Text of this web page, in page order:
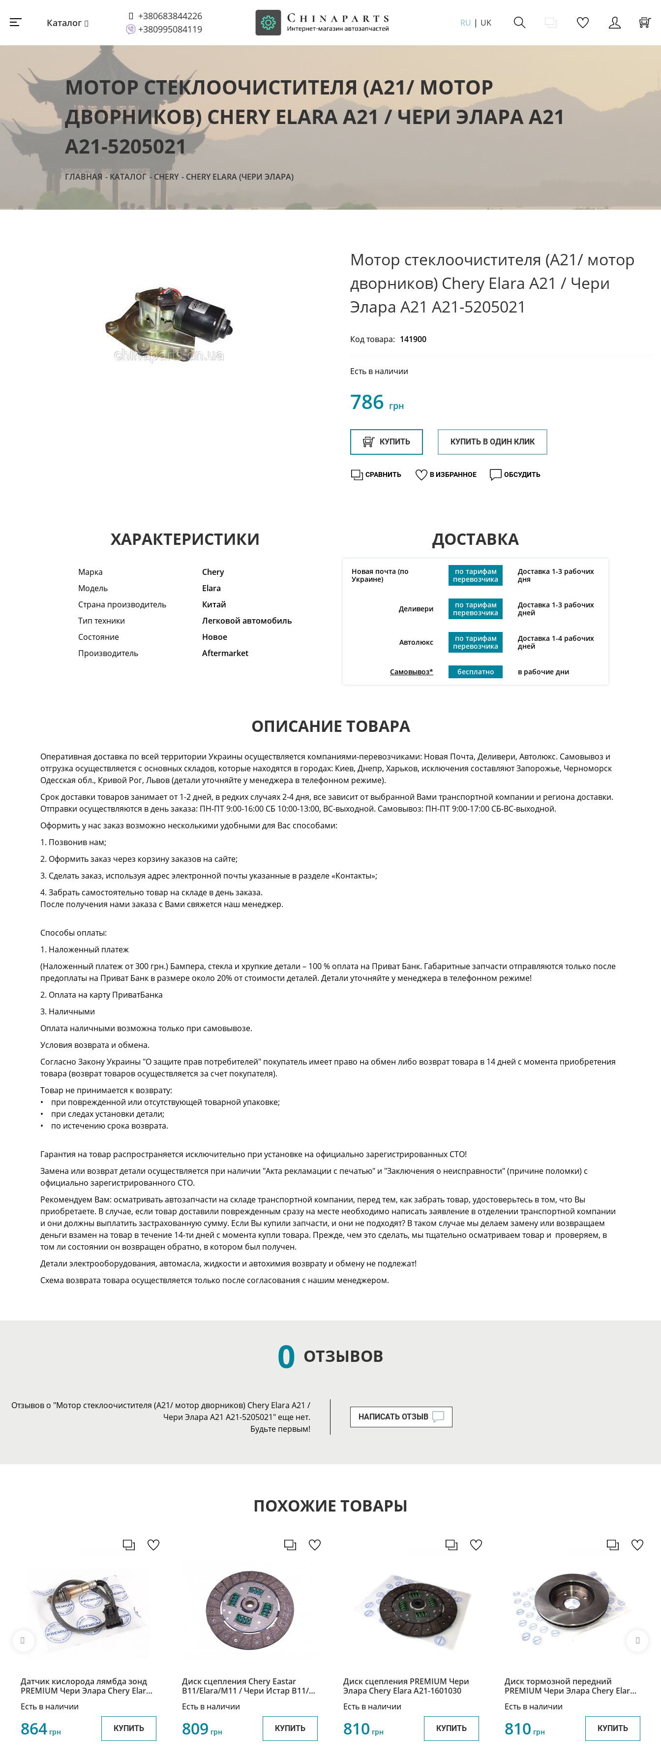
Каталог
+380683844226
+380995084119
RU UK
МОТОР СТЕКЛООЧИСТИТЕЛЯ (A21/ МОТОР
ДВОРНИКОВ) CHERY ELARA A21 / ЧЕРИ ЭЛАРА A21
A21-5205021
ГЛАВНАЯ КАТАЛОГ CHERY CHERY ELARA (ЧЕРИ ЭЛАРА)
Мотор стеклоочистителя (A21/ мотор
дворников) Chery Elara A21 / Чери
Элара A21 A21-5205021
Код товара: 141900
Есть в наличии
786 грн
КУПИТЬ КУПИТЬ В ОДИН КЛИК
В ИЗБРАННОЕ
СРАВНИТЬ ОБСУДИТЬ
ХАРАКТЕРИСТИКИ
Марка
Chery
Модель
Elara
Страна производитель
Китай
Тип техники
Легковой автомобиль
Состояние
Hовое
Производитель
Aftermarket
ДОСТАВКА
Новая почта (по
Украине)
по тарифам
перевозчика
Доставка 1-3 рабочих
дня
Деливери
по тарифам
перевозчика
Доставка 1-3 рабочих
дней
Автолюкс
по тарифам
перевозчика
Доставка 1-4 рабочих
дней
Самовывоз* бесплатно в рабочие дни
ОПИСАНИЕ ТОВАРА
Оперативная доставка по всей территории Украины осуществляется компаниями-перевозчиками: Новая Почта, Деливери, Автолюкс. Самовывоз и
отгрузка осуществляется с основных складов, которые находятся в городах: Киев, Днепр, Харьков, исключения составляют Запорожье, Черноморск
Одесская обл., Кривой Рог, Львов (детали уточняйте у менеджера в телефонном режиме).
Срок доставки товаров занимает от 1-2 дней, в редких случаях 2-4 дня, все зависит от выбранной Вами транспортной компании и региона доставки.
Отправки осуществляются в день заказа: ПН-ПТ 9:00-16:00 СБ 10:00-13:00, ВС-выходной. Самовывоз: ПН-ПТ 9:00-17:00 СБ-ВС-выходной.
Оформить у нас заказ возможно несколькими удобными для Вас способами:
1. Позвонив нам;
2. Оформить заказ через корзину заказов на сайте;
3. Сделать заказ, используя адрес электронной почты указанные в разделе «Контакты»;
4. Забрать самостоятельно товар на складе в день заказа.
После получения нами заказа с Вами свяжется наш менеджер.
Способы оплаты:
1. Наложенный платеж
(Наложенный платеж от 300 грн.) Бампера, стекла и хрупкие детали – 100 % оплата на Приват Банк. Габаритные запчасти отправляются только после
предоплаты на Приват Банк в размере около 20% от стоимости деталей. Детали уточняйте у менеджера в телефонном режиме!
2. Оплата на карту ПриватБанка
3. Наличными
Оплата наличными возможна только при самовывозе.
Условия возврата и обмена.
Согласно Закону Украины "О защите прав потребителей" покупатель имеет право на обмен либо возврат товара в 14 дней с момента приобретения
товара (возврат товаров осуществляется за счет покупателя).
Товар не принимается к возврату:
• при поврежденной или отсутствующей товарной упаковке;
• при следах установки детали;
• по истечению срока возврата.
Гарантия на товар распространяется исключительно при установке на официально зарегистрированных СТО!
Замена или возврат детали осуществляется при наличии "Акта рекламации с печатью" и "Заключения о неисправности" (причине поломки) с
официально зарегистрированного СТО.
Рекомендуем Вам: осматривать автозапчасти на складе транспортной компании, перед тем, как забрать товар, удостоверьтесь в том, что Вы
приобретаете. В случае, если товар доставили поврежденным сразу на месте необходимо написать заявление в отделении транспортной компании
и они должны выплатить застрахованную сумму. Если Вы купили запчасти, и они не подходят? В таком случае мы делаем замену или возвращаем
деньги взамен на товар в течение 14-ти дней с момента купли товара. Прежде, чем это сделать, мы тщательно осматриваем товар и проверяем, в
том ли состоянии он возвращен обратно, в котором был получен.
Детали электрооборудования, автомасла, жидкости и автохимия возврату и обмену не подлежат!
Схема возврата товара осуществляется только после согласования с нашим менеджером.
0 ОТЗЫВОВ
Отзывов о "Мотор стеклоочистителя (A21/ мотор дворников) Chery Elara A21 /
Чери Элара A21 A21-5205021" еще нет.
Будьте первым!
НАПИСАТЬ ОТЗЫВ
ПОХОЖИЕ ТОВАРЫ
Датчик кислорода лямбда зонд
PREMIUM Чери Элара Chery Elara
Есть в наличии
864 грн КУПИТЬ
Диск сцепления Chery Eastar
B11/Elara/M11 / Чери Истар B11/
Есть в наличии
809 грн КУПИТЬ
Диск сцепления PREMIUM Чери
Элара Chery Elara A21-1601030
Есть в наличии
810 грн КУПИТЬ
Диск тормозной передний
PREMIUM Чери Элара Chery Elara
Есть в наличии
810 грн КУПИТЬ